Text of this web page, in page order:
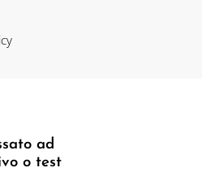
ad
o test